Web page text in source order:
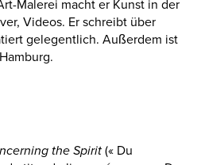
Malerei macht er Kunst in der
Videos. Er schreibt über
gelegentlich. Außerdem ist
the Spirit(« Du